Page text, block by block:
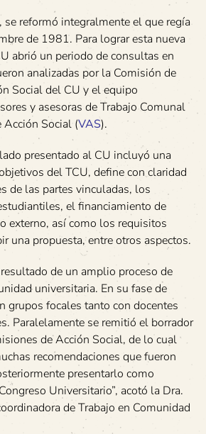
se reformó integralmente el que regía
de 1981. Para lograr esta nueva
abrió un periodo de consultas en
analizadas por la Comisión de
Social del CU y el equipo
y asesoras de Trabajo Comunal
Acción Social (VAS).
presentado al CU incluyó una
del TCU, define con claridad
de las partes vinculadas, los
el financiamiento de
externo, así como los requisitos
una propuesta, entre otros aspectos.
de un amplio proceso de
universitaria. En su fase de
grupos focales tanto con docentes
Paralelamente se remitió el borrador
de Acción Social, de lo cual
recomendaciones que fueron
presentarlo como
Universitario”, acotó la Dra.
de Trabajo en Comunidad